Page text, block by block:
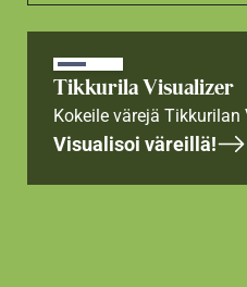
Tikkurila Visualizer
Kokeile värejä
Visualisoi väreillä!